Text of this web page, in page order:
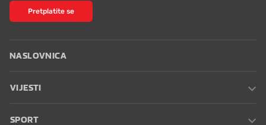
Pretplatite se
NASLOVNICA
VIJESTI
SPORT